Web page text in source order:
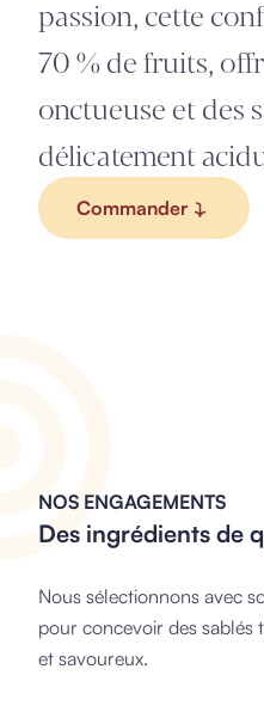
passion, cette
70 % de fruits,
onctueuse et des
délicatement
Commander
NOS ENGAGEMENTS
Des ingrédients de
Nous sélectionnons avec
pour concevoir des sablés
et savoureux.